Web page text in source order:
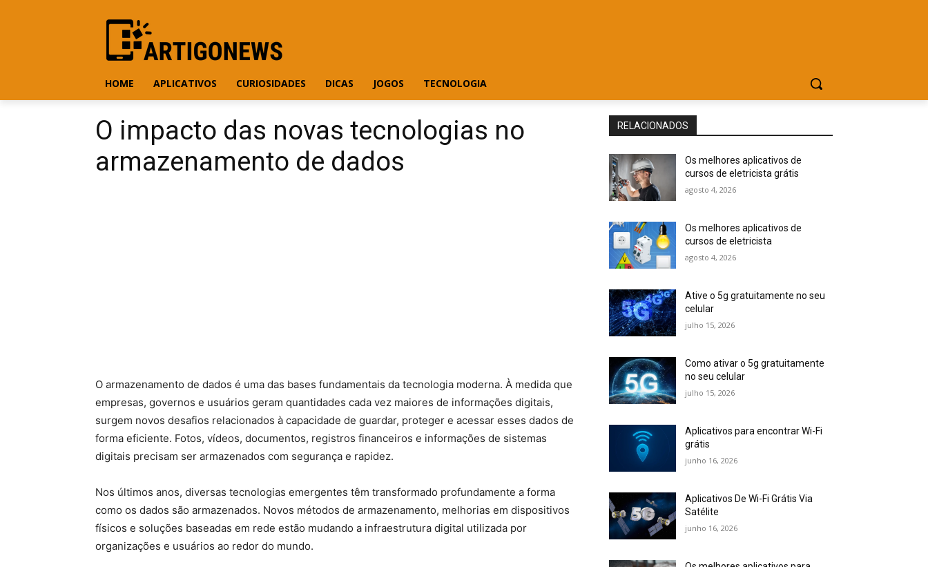
HOME APLICATIVOS CURIOSIDADES DICAS JOGOS TECNOLOGIA
O impacto das novas tecnologias no
armazenamento de dados
O armazenamento de dados é uma das bases fundamentais da tecnologia moderna. À medida que
empresas, governos e usuários geram quantidades cada vez maiores de informações digitais,
surgem novos desafios relacionados à capacidade de guardar, proteger e acessar esses dados de
forma eficiente. Fotos, vídeos, documentos, registros financeiros e informações de sistemas
digitais precisam ser armazenados com segurança e rapidez.
Nos últimos anos, diversas tecnologias emergentes têm transformado profundamente a forma
como os dados são armazenados. Novos métodos de armazenamento, melhorias em dispositivos
físicos e soluções baseadas em rede estão mudando a infraestrutura digital utilizada por
organizações e usuários ao redor do mundo.
RELACIONADOS
Os melhores aplicativos de
cursos de eletricista grátis
agosto 4, 2026
Os melhores aplicativos de
cursos de eletricista
agosto 4, 2026
Ative o 5g gratuitamente no seu
celular
julho 15, 2026
Como ativar o 5g gratuitamente
no seu celular
julho 15, 2026
Aplicativos para encontrar Wi-Fi
grátis
junho 16, 2026
Aplicativos De Wi-Fi Grátis Via
Satélite
junho 16, 2026